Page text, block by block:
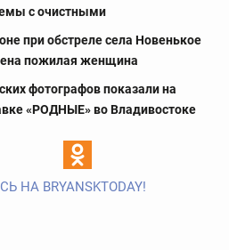
с очистными
при обстреле села Новенькое
пожилая женщина
фотографов показали на
«РОДНЫЕ» во Владивостоке
НА BRYANSKTODAY!